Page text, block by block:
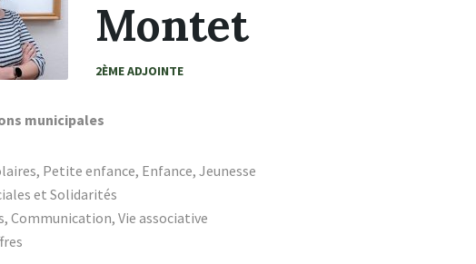
Montet
2ÈME ADJOINTE
municipales
Petite enfance, Enfance, Jeunesse
et Solidarités
Communication, Vie associative